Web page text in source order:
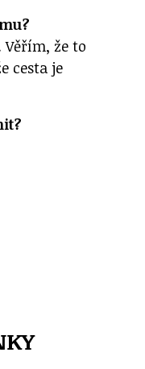
Věřím, že to
cesta je